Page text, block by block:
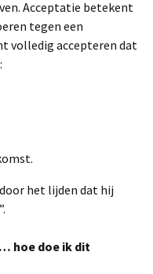
Acceptatie betekent
tegen een
volledig accepteren dat
het lijden dat hij
hoe doe ik dit